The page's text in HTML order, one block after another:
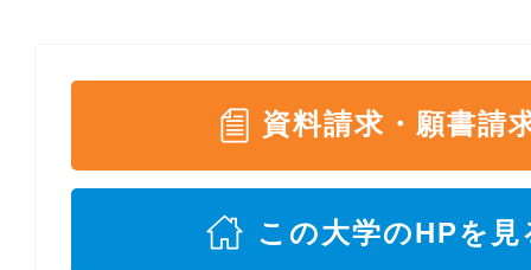
資料請求・願書請
この大学のHPを見